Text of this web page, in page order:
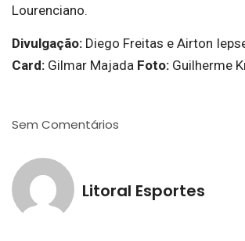
Lourenciano.
Divulgação: Diego Freitas e Airton
Card: Gilmar Majada Foto: Guilherme
Sem Comentários
Litoral Esportes